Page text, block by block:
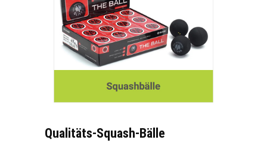
Qualitäts-Squash-Bälle